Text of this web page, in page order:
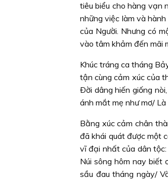
tiêu biểu cho hàng vạn
những việc làm và
của Người. Nhưng có
vào tâm khảm đến mãi
Khúc tráng ca tháng
tận cùng cảm xúc của
Ðời dâng hiến giống
ánh mắt mẹ như mơ/
Bằng xúc cảm chân
đã khái quát được một
vĩ đại nhất của dân
Núi sông hôm nay biết
sầu đau tháng ngày/